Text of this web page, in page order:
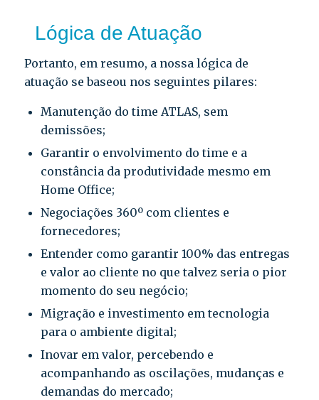
Lógica de Atuação
Portanto, em resumo, a nossa lógica de
atuação se baseou nos seguintes pilares:
Manutenção do time ATLAS, sem
demissões;
Garantir o envolvimento do time e a
constância da produtividade mesmo em
Home Office;
Negociações 360º com clientes e
fornecedores;
Entender como garantir 100% das entregas
e valor ao cliente no que talvez seria o pior
momento do seu negócio;
Migração e investimento em tecnologia
para o ambiente digital;
Inovar em valor, percebendo e
acompanhando as oscilações, mudanças e
demandas do mercado;